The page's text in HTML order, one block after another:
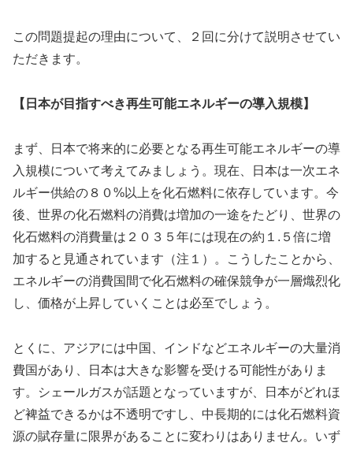
この問題提起の理由について、２回に分けて説明させてい
ただきます。
【日本が目指すべき再生可能エネルギーの導入規模】
まず、日本で将来的に必要となる再生可能エネルギーの導
入規模について考えてみましょう。現在、日本は一次エネ
ルギー供給の８０%以上を化石燃料に依存しています。今
後、世界の化石燃料の消費は増加の一途をたどり、世界の
化石燃料の消費量は２０３５年には現在の約１.５倍に増
加すると見通されています（注１）。こうしたことから、
エネルギーの消費国間で化石燃料の確保競争が一層熾烈化
し、価格が上昇していくことは必至でしょう。
とくに、アジアには中国、インドなどエネルギーの大量消
費国があり、日本は大きな影響を受ける可能性がありま
す。シェールガスが話題となっていますが、日本がどれほ
ど裨益できるかは不透明ですし、中長期的には化石燃料資
源の賦存量に限界があることに変わりはありません。いず